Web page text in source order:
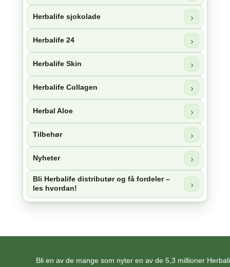
Herbalife sjokolade
Herbalife 24
Herbalife Skin
Herbalife Collagen
Herbal Aloe
Tilbehør
Nyheter
Bli Herbalife distributør og få fordeler –
les hvordan!
Bli en av de mange som nyter en av de 5,3 millioner